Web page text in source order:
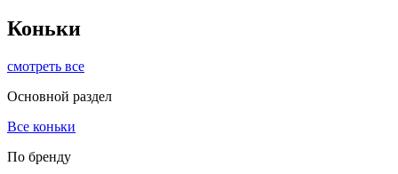
Коньки
смотреть все
Основной раздел
Все коньки
По бренду